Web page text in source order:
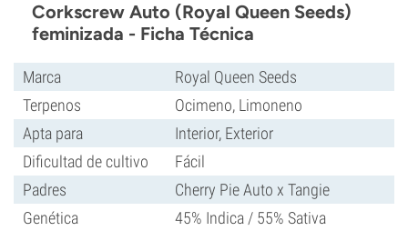
Corkscrew Auto (Royal Queen Seeds)
feminizada - Ficha Técnica
Marca
Royal Queen Seeds
Terpenos
Ocimeno, Limoneno
Apta para
Interior, Exterior
Dificultad de cultivo
Fácil
Padres
Cherry Pie Auto x Tangie
Genética
45% Indica / 55% Sativa